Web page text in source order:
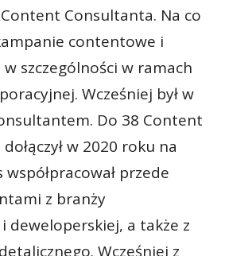
Consultanta. Na co
contentowe i
szczególności w ramach
Wcześniej był w
Do 38 Content
w 2020 roku na
przede
z branży
deweloperskiej, a także z
Wcześniej z